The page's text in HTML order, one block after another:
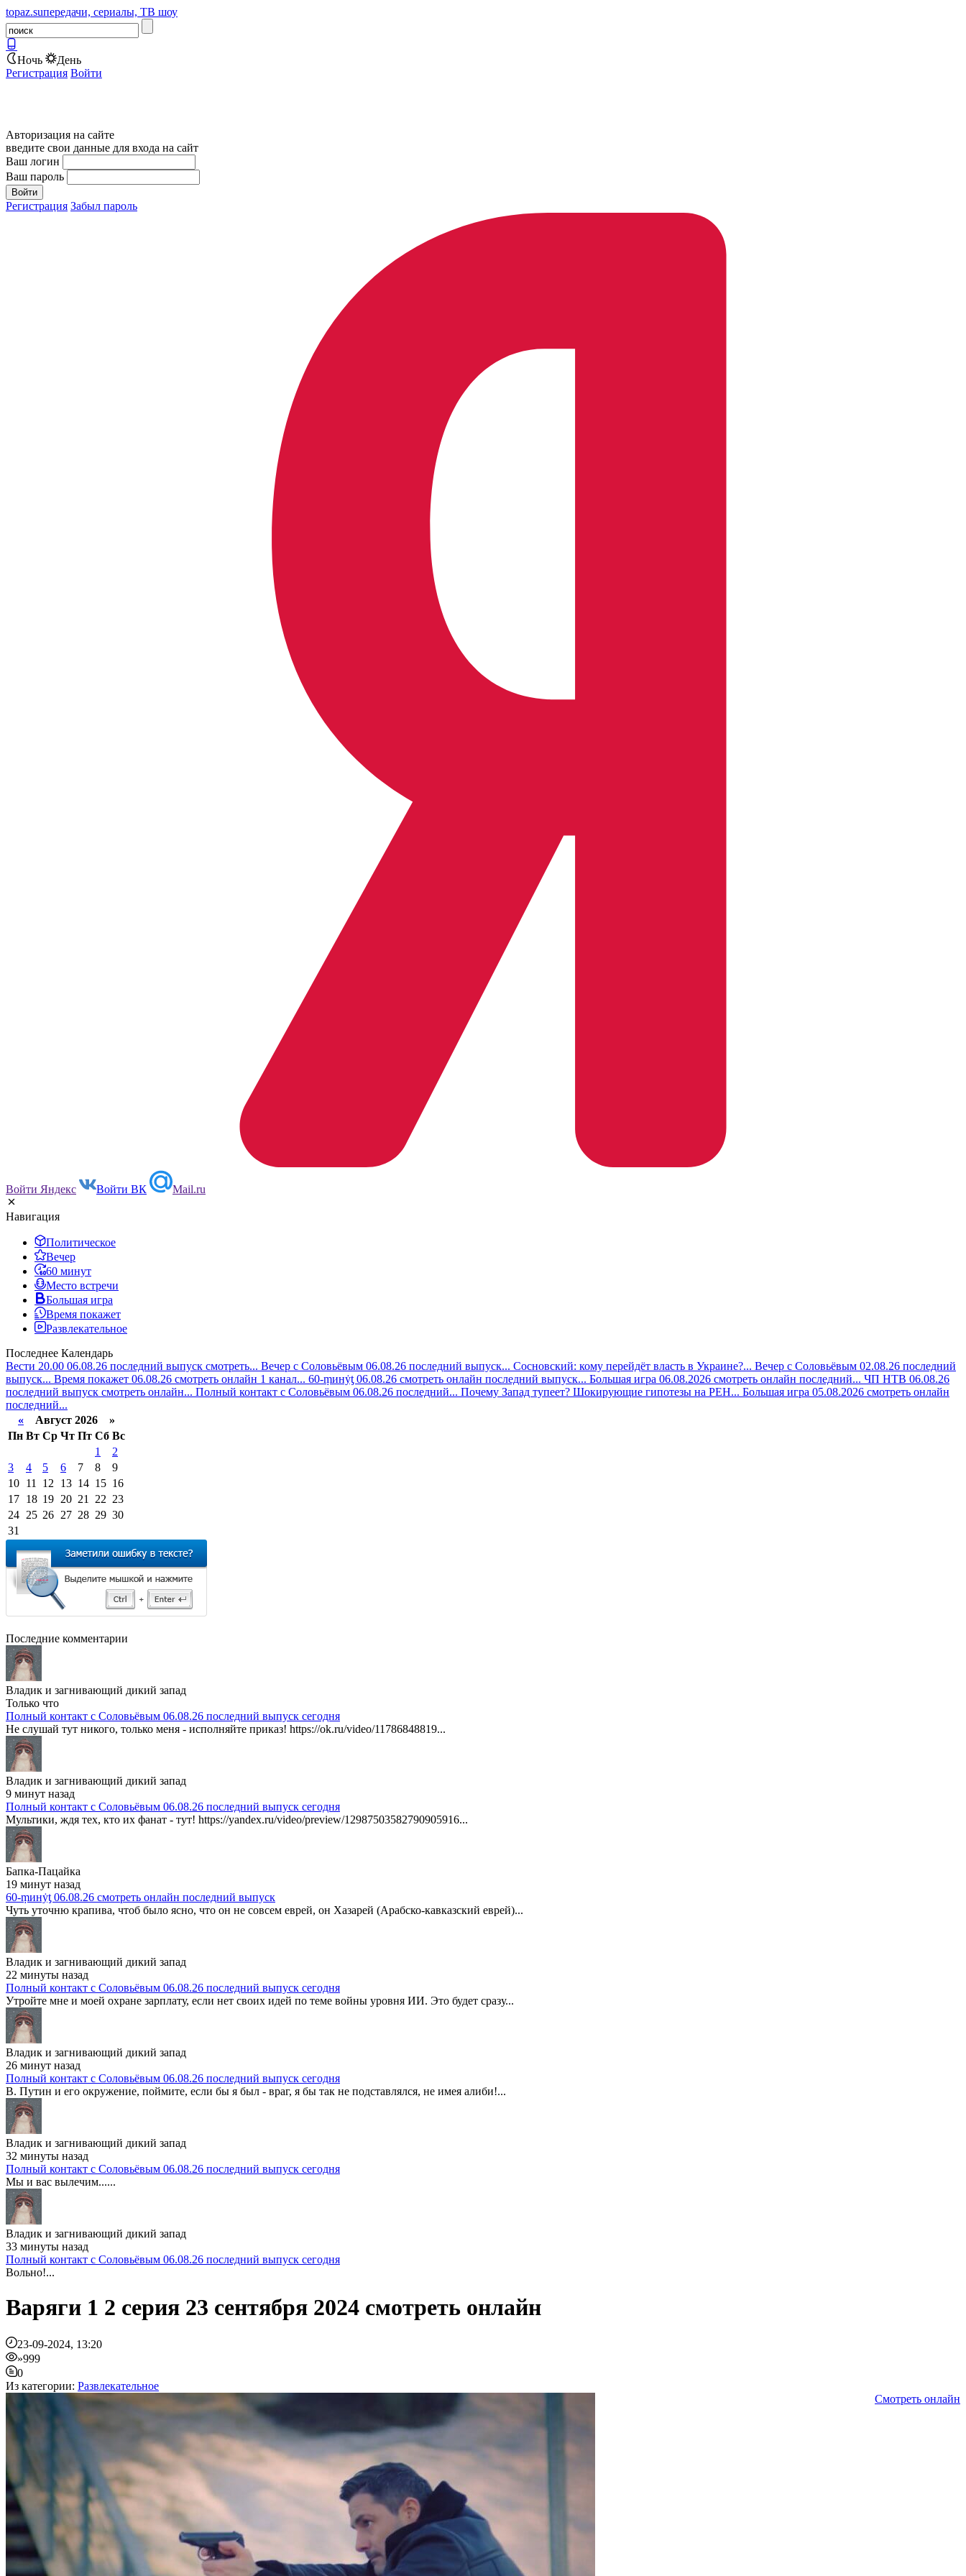
topaz.suпередачи, сериалы, ТВ шоу
Ночь
День
Регистрация Войти
Авторизация на сайте
введите свои данные для входа на сайт
Ваш логин
Ваш пароль
Регистрация Забыл пароль
Войти Яндекс Войти ВК Mail.ru
Навигация
Политическое
Вечер
60 минут
Место встречи
Большая игра
Время покажет
Развлекательное
Последнее Календарь
Вести 20.00 06.08.26 последний выпуск смотреть... Вечер с Соловьёвым 06.08.26 последний выпуск... Сосновский: кому перейдёт власть в Украине?... Вечер с Соловьёвым 02.08.26 последний
выпуск... Время покажет 06.08.26 смотреть онлайн 1 канал... 60-ṃинẏƫ 06.08.26 смотреть онлайн последний выпуск... Большая игра 06.08.2026 смотреть онлайн последний... ЧП НТВ 06.08.26
последний выпуск смотреть онлайн... Полный контакт с Соловьёвым 06.08.26 последний... Почему Запад тупеет? Шокирующие гипотезы на РЕН... Большая игра 05.08.2026 смотреть онлайн
последний...
« Август 2026 »
Пн Вт Ср Чт Пт Сб Вс
1
2
3
4 5 6 7 8
9
10 11 12 13 14 15 16
17 18 19 20 21 22 23
24 25 26 27 28 29 30
31
Последние комментарии
Владик и загнивающий дикий запад
Только что
Полный контакт с Соловьёвым 06.08.26 последний выпуск сегодня
Не слушай тут никого, только меня - исполняйте приказ! https://ok.ru/video/11786848819...
Владик и загнивающий дикий запад
9 минут назад
Полный контакт с Соловьёвым 06.08.26 последний выпуск сегодня
Мультики, ждя тех, кто их фанат - тут! https://yandex.ru/video/preview/12987503582790905916...
Бапка-Пацайка
19 минут назад
60-ṃинẏƫ 06.08.26 смотреть онлайн последний выпуск
Чуть уточню крапива, чтоб было ясно, что он не совсем еврей, он Хазарей (Арабско-кавказский еврей)...
Владик и загнивающий дикий запад
22 минуты назад
Полный контакт с Соловьёвым 06.08.26 последний выпуск сегодня
Утройте мне и моей охране зарплату, если нет своих идей по теме войны уровня ИИ. Это будет сразу...
Владик и загнивающий дикий запад
26 минут назад
Полный контакт с Соловьёвым 06.08.26 последний выпуск сегодня
В. Путин и его окружение, поймите, если бы я был - враг, я бы так не подставлялся, не имея алиби!...
Владик и загнивающий дикий запад
32 минуты назад
Полный контакт с Соловьёвым 06.08.26 последний выпуск сегодня
Мы и вас вылечим......
Владик и загнивающий дикий запад
33 минуты назад
Полный контакт с Соловьёвым 06.08.26 последний выпуск сегодня
Вольно!...
Варяги 1 2 серия 23 сентября 2024 смотреть онлайн
23-09-2024, 13:20
»999
0
Из категории: Развлекательное
Смотреть онлайн